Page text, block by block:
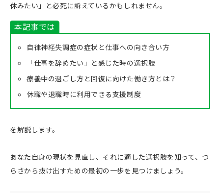
休みたい」と必死に訴えているかもしれません。
本記事では
自律神経失調症の症状と仕事への向き合い方
「仕事を辞めたい」と感じた時の選択肢
療養中の過ごし方と回復に向けた働き方とは？
休職や退職時に利用できる支援制度
を解説します。
あなた自身の現状を見直し、それに適した選択肢を知って、つ
らさから抜け出すための最初の一歩を見つけましょう。